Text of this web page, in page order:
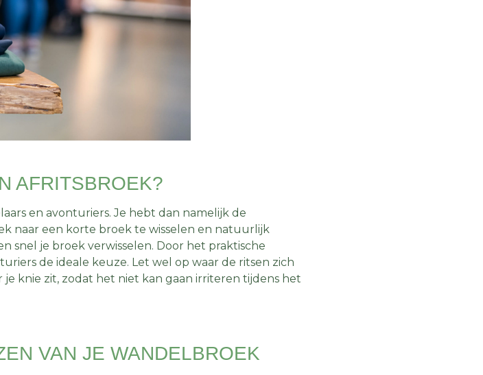
AFRITSBROEK?
en avonturiers. Je hebt dan namelijk de
naar een korte broek te wisselen en natuurlijk
snel je broek verwisselen. Door het praktische
de ideale keuze. Let wel op waar de ritsen zich
je knie zit, zodat het niet kan gaan irriteren tijdens het
VAN JE WANDELBROEK